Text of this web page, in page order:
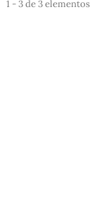
1 - 3 de 3 elementos